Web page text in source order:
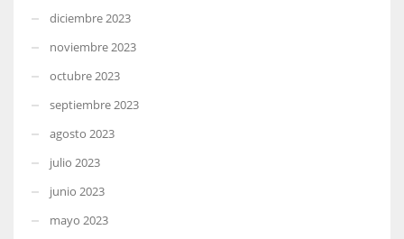
diciembre 2023
noviembre 2023
octubre 2023
septiembre 2023
agosto 2023
julio 2023
junio 2023
mayo 2023